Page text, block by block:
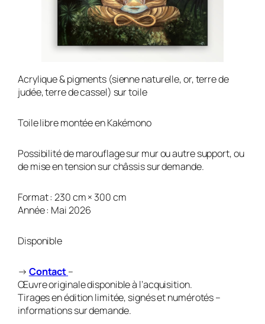
Acrylique & pigments (sienne naturelle, or, terre de
judée, terre de cassel) sur toile
Toile libre montée en Kakémono
Possibilité de marouflage sur mur ou autre support, ou
de mise en tension sur châssis sur demande.
Format : 230 cm × 300 cm
Année : Mai 2026
Disponible
→ Contact–
Œuvre originale disponible à l’acquisition.
Tirages en édition limitée, signés et numérotés –
informations sur demande.